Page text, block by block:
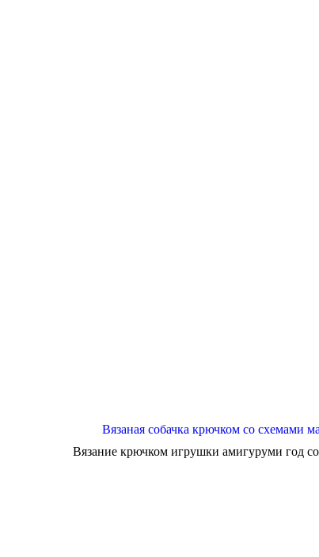
Вязаная собачка крючком со схемами
Вязание крючком игрушки амигуруми год